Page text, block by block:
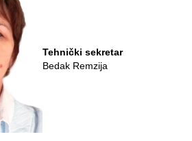
Tehnički sekretar
Bedak Remzija